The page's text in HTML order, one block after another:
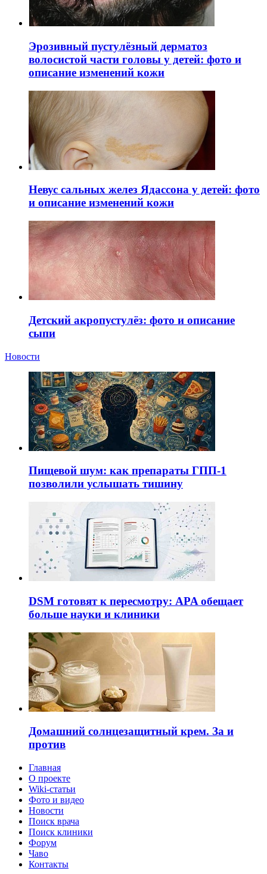
Эрозивный пустулёзный дерматоз
волосистой части головы у детей: фото и
описание изменений кожи
Невус сальных желез Ядассона у детей: фото
и описание изменений кожи
Детский акропустулёз: фото и описание
сыпи
Новости
Пищевой шум: как препараты ГПП-1
позволили услышать тишину
DSM готовят к пересмотру: APA обещает
больше науки и клиники
Домашний солнцезащитный крем. За и
против
Главная
О проекте
Wiki-статьи
Фото и видео
Новости
Поиск врача
Поиск клиники
Форум
Чаво
Контакты